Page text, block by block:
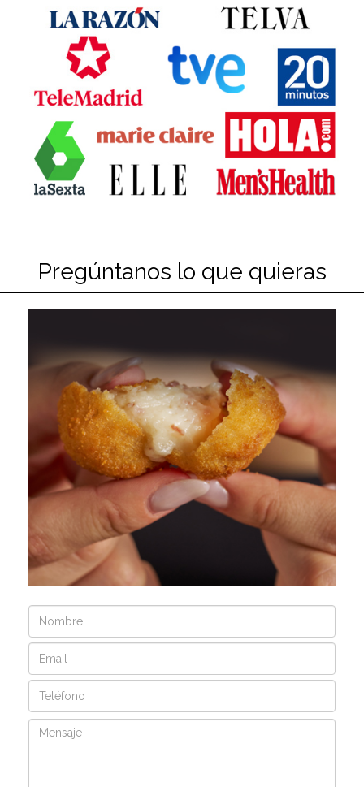
Pregúntanos lo que quieras
Nombre
Email
Teléfono
Mensaje